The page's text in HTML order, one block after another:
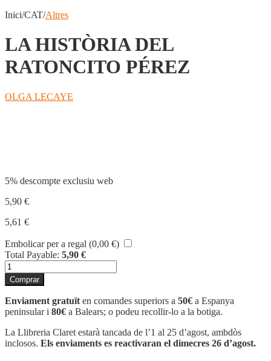
Inici/CAT/Altres
LA HISTÒRIA DEL
RATONCITO PÉREZ
OLGA LECAYE
5% descompte exclusiu web
5,90 €
5,61 €
Embolicar per a regal (0,00 €)
Total Payable: 5,90 €
quantitat
de
LA
HISTÒRIA
DEL
RATONCITO
PÉREZ
Comprar
Enviament gratuït en comandes superiors a 50€ a Espanya
peninsular i 80€ a Balears; o podeu recollir-lo a la botiga.
La Llibreria Claret estarà tancada de l’1 al 25 d’agost, ambdòs
inclosos. Els enviaments es reactivaran el dimecres 26 d’agost.